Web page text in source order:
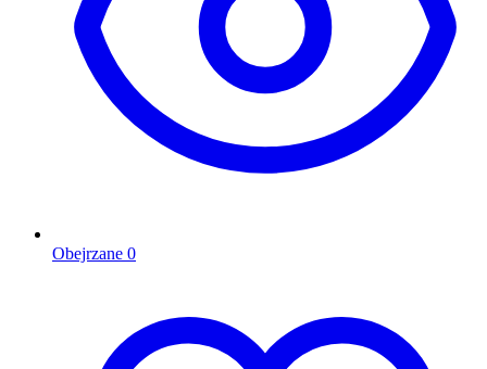
Obejrzane 0